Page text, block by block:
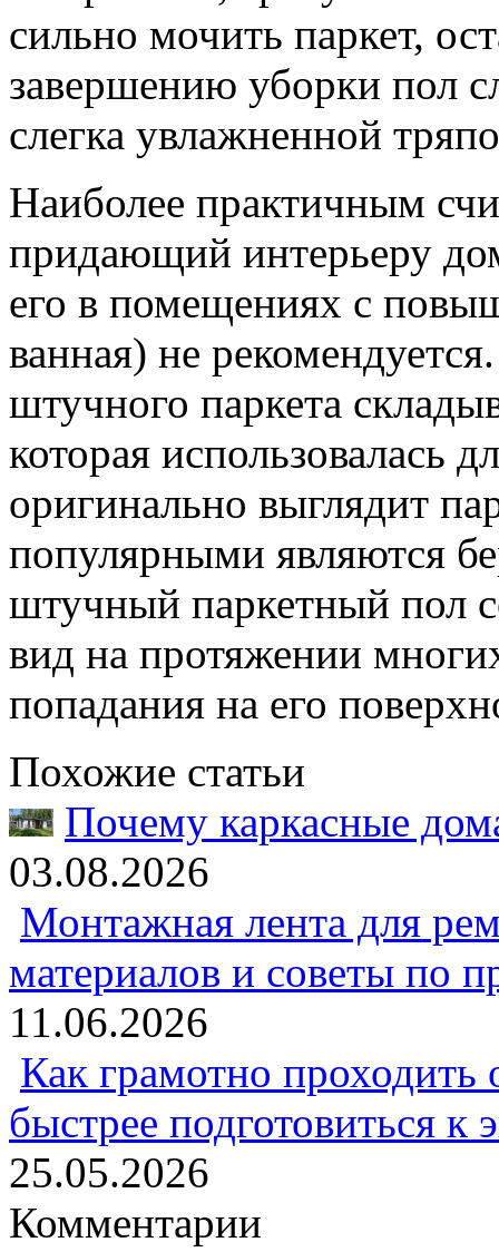
сильно мочить паркет,
завершению уборки пол
слегка увлажненной
Наиболее практичным
придающий интерьеру
его в помещениях с
ванная) не
штучного паркета
которая использовалась
оригинально выглядит
популярными являются
штучный паркетный пол
вид на протяжении
попадания на его
Похожие статьи
Почему каркасные
03.08.2026
Монтажная лента для
материалов и советы по
11.06.2026
Как грамотно проходить
быстрее подготовиться к
25.05.2026
Комментарии